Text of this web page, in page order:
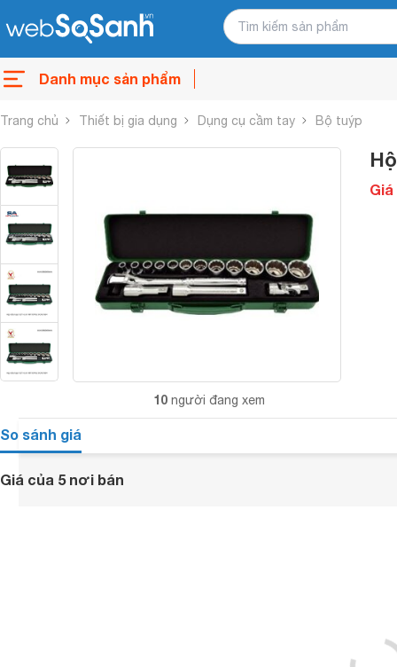
Danh mục sản phẩm
Trang chủ Thiết bị gia dụng Dụng cụ cầm tay Bộ tuýp
10 người đang xem
Giá
So sánh giá
Giá của 5 nơi bán